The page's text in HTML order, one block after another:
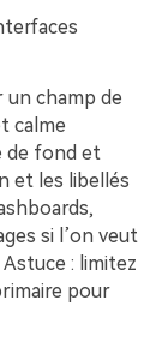
un champ de
calme
de fond et
et les libellés
si l’on veut
: limitez
pour